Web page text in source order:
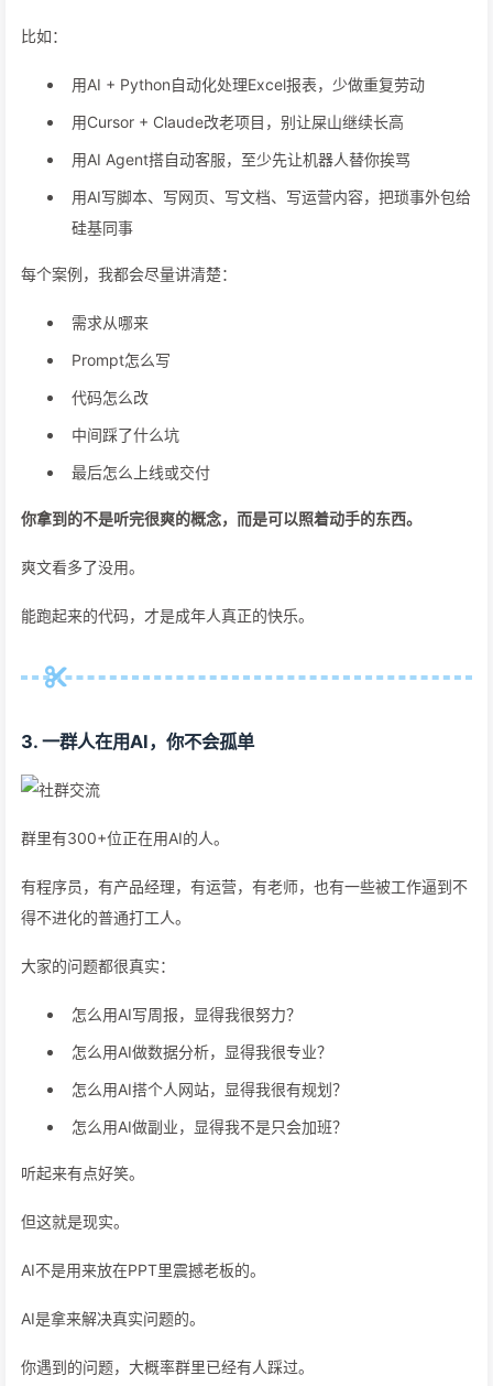
比如：
用AI + Python自动化处理Excel报表，少做重复劳动
用Cursor + Claude改老项目，别让屎山继续长高
用AI Agent搭自动客服，至少先让机器人替你挨骂
用AI写脚本、写网页、写文档、写运营内容，把琐事外包给
硅基同事
每个案例，我都会尽量讲清楚：
需求从哪来
Prompt怎么写
代码怎么改
中间踩了什么坑
最后怎么上线或交付
你拿到的不是听完很爽的概念，而是可以照着动手的东西。
爽文看多了没用。
能跑起来的代码，才是成年人真正的快乐。
3. 一群人在用AI，你不会孤单
群里有300+位正在用AI的人。
有程序员，有产品经理，有运营，有老师，也有一些被工作逼到不
得不进化的普通打工人。
大家的问题都很真实：
怎么用AI写周报，显得我很努力？
怎么用AI做数据分析，显得我很专业？
怎么用AI搭个人网站，显得我很有规划？
怎么用AI做副业，显得我不是只会加班？
听起来有点好笑。
但这就是现实。
AI不是用来放在PPT里震撼老板的。
AI是拿来解决真实问题的。
你遇到的问题，大概率群里已经有人踩过。